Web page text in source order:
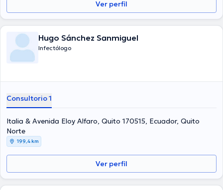
Ver perfil
Hugo Sánchez Sanmiguel
Infectólogo
Consultorio 1
Italia & Avenida Eloy Alfaro, Quito 170515, Ecuador, Quito
Norte
199,4 km
Ver perfil